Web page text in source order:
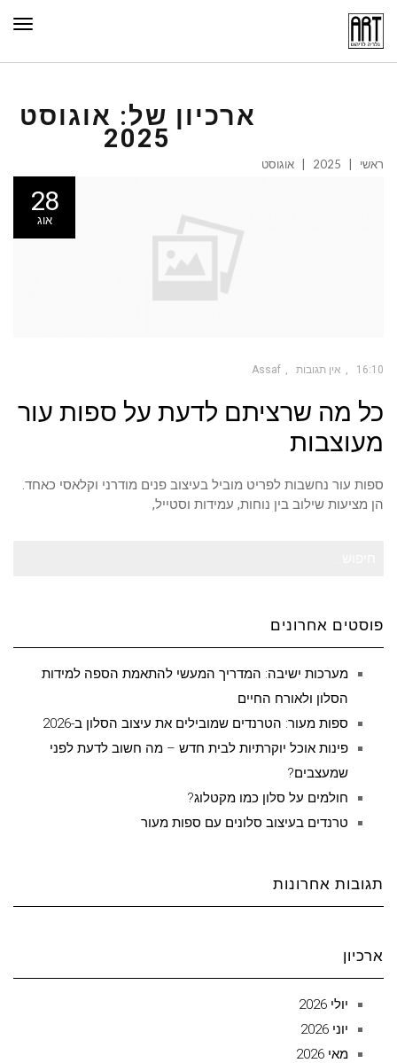
ראשי 2025 אוגוסט
ארכיון של: אוגוסט
2025
28
אוג
16:10 אין תגובות Assaf
כל מה שרציתם לדעת על ספות עור
מעוצבות
ספות עור נחשבות לפריט מוביל בעיצוב פנים מודרני וקלאסי כאחד.
הן מציעות שילוב בין נוחות, עמידות וסטייל,
פוסטים אחרונים
מערכות ישיבה: המדריך המעשי להתאמת הספה למידות
הסלון ולאורח החיים
ספות מעור: הטרנדים שמובילים את עיצוב הסלון ב-2026
פינות אוכל יוקרתיות לבית חדש – מה חשוב לדעת לפני
שמעצבים?
חולמים על סלון כמו מקטלוג?
טרנדים בעיצוב סלונים עם ספות מעור
תגובות אחרונות
ארכיון
יולי 2026
יוני 2026
מאי 2026